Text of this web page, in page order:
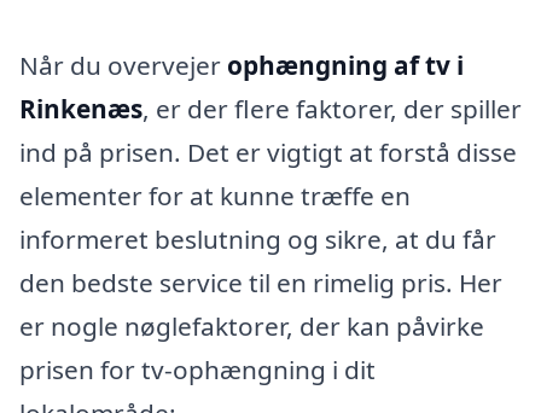
Når du overvejer ophængning af tv i
Rinkenæs, er der flere faktorer, der spiller
ind på prisen. Det er vigtigt at forstå disse
elementer for at kunne træffe en
informeret beslutning og sikre, at du får
den bedste service til en rimelig pris. Her
er nogle nøglefaktorer, der kan påvirke
prisen for tv-ophængning i dit